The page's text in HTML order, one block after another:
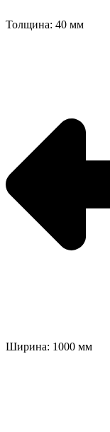
Толщина: 40 мм
Ширина: 1000 мм